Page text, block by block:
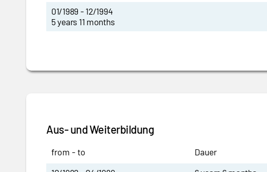
01/1989 - 12/1994
5 years 11 months
Aus- und Weiterbildung
from - to Dauer